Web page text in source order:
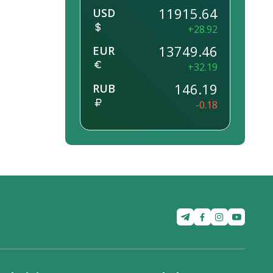
USD 11915.64
+28.92
EUR 13749.46
+32.19
RUB 146.19
-0.18